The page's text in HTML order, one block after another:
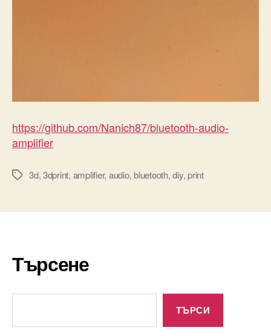
https://github.com/Nanich87/bluetooth-audio-
amplifier
Tags3d,3dprint, amplifier, audio,bluetooth,diy,print
Търсене
ТЪРСИ